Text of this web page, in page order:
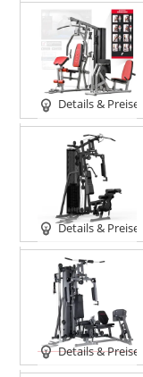
Details & Preise
Details & Preise
Details & Preise